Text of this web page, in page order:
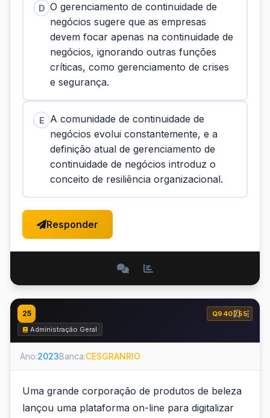
D O gerenciamento de continuidade de
negócios sugere que as empresas
devem focar apenas na continuidade de
negócios, ignorando outras funções
críticas, como gerenciamento de crises
e segurança.
E
A comunidade de continuidade de
negócios evolui constantemente, e a
definição atual de gerenciamento de
continuidade de negócios introduz o
conceito de resiliência organizacional.
Responder
25
Q940755
Administração Geral
Ano:2023Banca:CESGRANRIO
Uma grande corporação de produtos de beleza
lançou uma plataforma on-line para digitalizar